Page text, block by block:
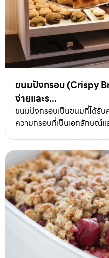
ขนมปังกรอบ (Crispy
ง่ายและร...
ขนมปังกรอบเป็นขนมที่ได้รั
ความกรอบที่เป็นเอกลักษณ์แ